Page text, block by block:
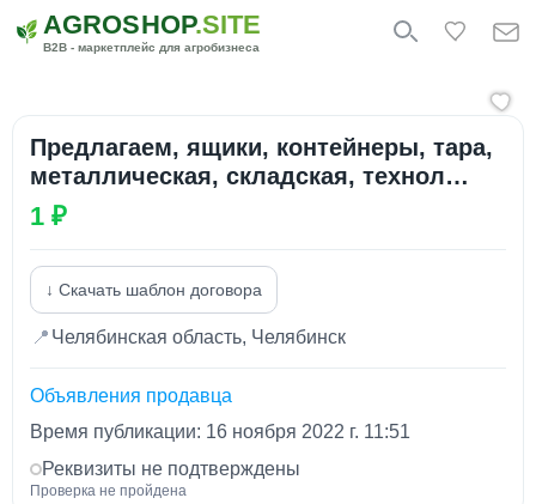
AGROSHOP.SITE
B2B - маркетплейс для агробизнеса
Предлагаем, ящики, контейнеры, тара,
металлическая, складская, технол…
1 ₽
↓ Скачать шаблон договора
📍 Челябинская область, Челябинск
Объявления продавца
Время публикации: 16 ноября 2022 г. 11:51
Реквизиты не подтверждены
Проверка не пройдена